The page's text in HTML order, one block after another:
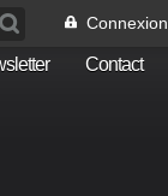
Connexion
Contact